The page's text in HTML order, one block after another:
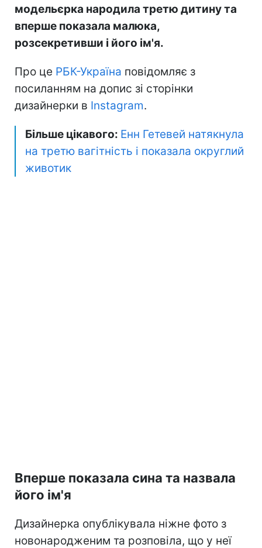
модельєрка народила третю дитину та
вперше показала малюка,
розсекретивши і його ім'я.
Про це РБК-Україна повідомляє з
посиланням на допис зі сторінки
дизайнерки в Instagram.
Більше цікавого: Енн Гетевей натякнула
на третю вагітність і показала округлий
животик
Вперше показала сина та назвала
його ім'я
Дизайнерка опублікувала ніжне фото з
новонародженим та розповіла, що у неї